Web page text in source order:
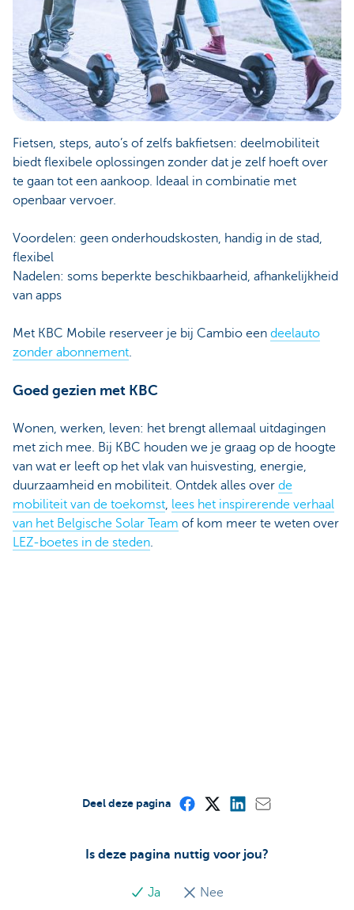
Fietsen, steps, auto’s of zelfs bakfietsen: deelmobiliteit
biedt flexibele oplossingen zonder dat je zelf hoeft over
te gaan tot een aankoop. Ideaal in combinatie met
openbaar vervoer.
Voordelen: geen onderhoudskosten, handig in de stad,
flexibel
Nadelen: soms beperkte beschikbaarheid, afhankelijkheid
van apps
Met KBC Mobile reserveer je bij Cambio een deelauto
zonder abonnement.
Goed gezien met KBC
Wonen, werken, leven: het brengt allemaal uitdagingen
met zich mee. Bij KBC houden we je graag op de hoogte
van wat er leeft op het vlak van huisvesting, energie,
duurzaamheid en mobiliteit. Ontdek alles over de
mobiliteit van de toekomst, lees het inspirerende verhaal
van het Belgische Solar Team of kom meer te weten over
LEZ-boetes in de steden.
Is deze pagina nuttig voor jou?
Ja Nee
Deel deze pagina